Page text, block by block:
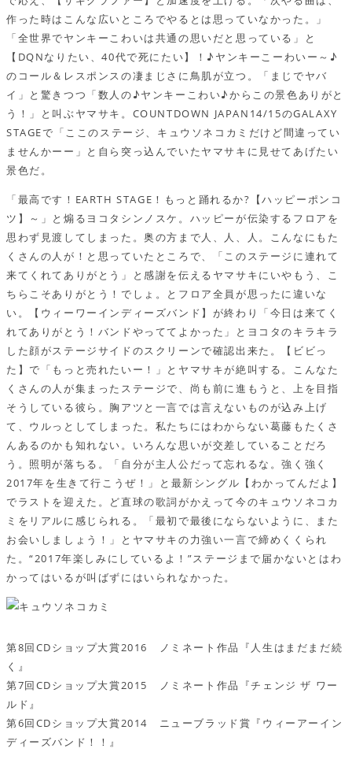
作った時はこんな広いところでやるとは思っていなかった。」
「全世界でヤンキーこわいは共通の思いだと思っている」と
【DQNなりたい、40代で死にたい】！♪ヤンキーこーわいー～♪
のコール＆レスポンスの凄まじさに鳥肌が立つ。「まじでヤバ
イ」と驚きつつ「数人の♪ヤンキーこわい♪からこの景色ありがと
う！」と叫ぶヤマサキ。COUNTDOWN JAPAN14/15のGALAXY
STAGEで「ここのステージ、キュウソネコカミだけど間違ってい
ませんかーー」と自ら突っ込んでいたヤマサキに見せてあげたい
景色だ。
「最高です！EARTH STAGE！もっと踊れるか?【ハッピーポンコ
ツ】～」と煽るヨコタシンノスケ。ハッピーが伝染するフロアを
思わず見渡してしまった。奥の方まで人、人、人。こんなにもた
くさんの人が！と思っていたところで、「このステージに連れて
来てくれてありがとう」と感謝を伝えるヤマサキにいやもう、こ
ちらこそありがとう！でしょ。とフロア全員が思ったに違いな
い。【ウィーワーインディーズバンド】が終わり「今日は来てく
れてありがとう！バンドやっててよかった」とヨコタのキラキラ
した顔がステージサイドのスクリーンで確認出来た。【ビビっ
た】で「もっと売れたいー！」とヤマサキが絶叫する。こんなた
くさんの人が集まったステージで、尚も前に進もうと、上を目指
そうしている彼ら。胸アツと一言では言えないものが込み上げ
て、ウルっとしてしまった。私たちにはわからない葛藤もたくさ
んあるのかも知れない。いろんな思いが交差していることだろ
う。照明が落ちる。「自分が主人公だって忘れるな。強く強く
2017年を生きて行こうぜ！」と最新シングル【わかってんだよ】
でラストを迎えた。ど直球の歌詞がかえって今のキュウソネコカ
ミをリアルに感じられる。「最初で最後にならないように、また
お会いしましょう！」とヤマサキの力強い一言で締めくくられ
た。“2017年楽しみにしているよ！”ステージまで届かないとはわ
かってはいるが叫ばずにはいられなかった。
第8回CDショップ大賞2016 ノミネート作品『人生はまだまだ続
く』
第7回CDショップ大賞2015 ノミネート作品『チェンジ ザ ワー
ルド』
第6回CDショップ大賞2014 ニューブラッド賞『ウィーアーイン
ディーズバンド！！』